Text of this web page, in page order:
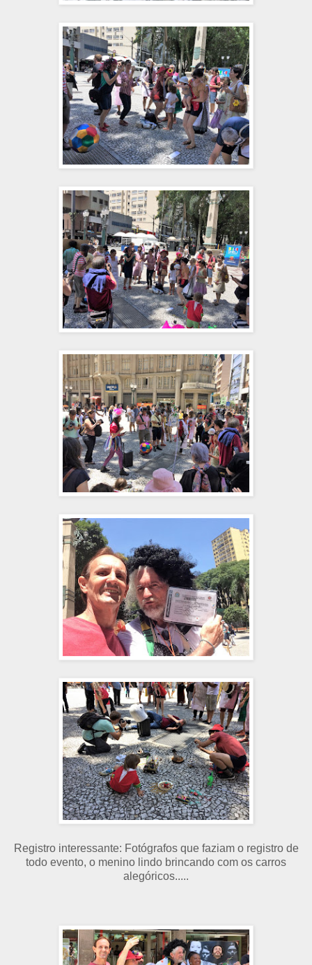
Registro interessante: Fotógrafos que faziam o registro de
todo evento, o menino lindo brincando com os carros
alegóricos.....